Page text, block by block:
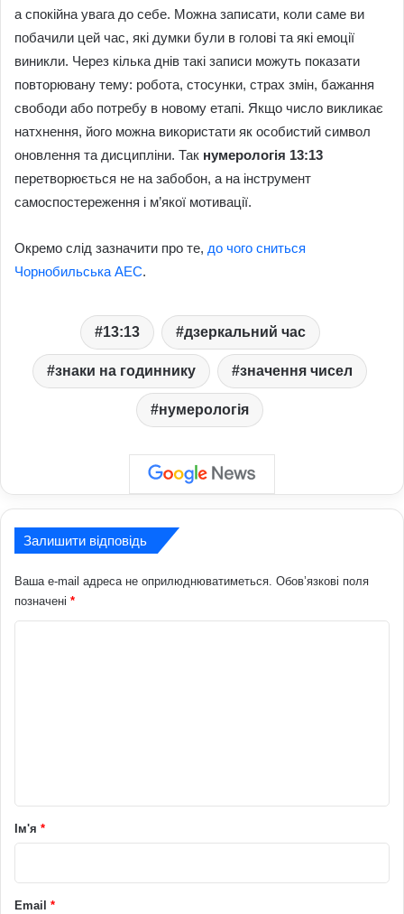
а спокійна увага до себе. Можна записати, коли саме ви
побачили цей час, які думки були в голові та які емоції
виникли. Через кілька днів такі записи можуть показати
повторювану тему: робота, стосунки, страх змін, бажання
свободи або потребу в новому етапі. Якщо число викликає
натхнення, його можна використати як особистий символ
оновлення та дисципліни. Так нумерологія 13:13
перетворюється не на забобон, а на інструмент
самоспостереження і м’якої мотивації.
Окремо слід зазначити про те, до чого сниться
Чорнобильська АЕС.
13:13 дзеркальний час
знаки на годиннику значення чисел
нумерологія
Залишити відповідь
Ваша e-mail адреса не оприлюднюватиметься. Обов’язкові поля
позначені *
рІм'я *
Email *